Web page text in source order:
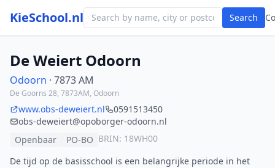
KieSchool.nl Search
De Weiert Odoorn
Odoorn · 7873 AM
De Goorns 28, 7873AM, Odoorn
www.obs-deweiert.nl
0591513450
obs-deweiert@opoborger-odoorn.nl
Openbaar
PO-BO BRIN: 18WH00
De tijd op de basisschool is een belangrijke periode in het